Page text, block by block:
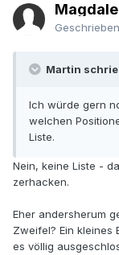
Geschrieben
Martin
Ich würde gern
welchen
Liste.
Nein, keine Liste -
zerhacken.
Eher andersherum
Zweifel? Ein kleines
es völlig